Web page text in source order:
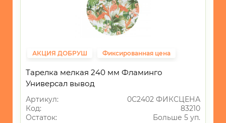
АКЦИЯ ДОБРУШ Фиксированная цена
Тарелка мелкая 240 мм Фламинго
Универсал вывод
Артикул:
0С2402 ФИКСЦЕНА
Код:
83210
Остаток:
Больше 5 уп.